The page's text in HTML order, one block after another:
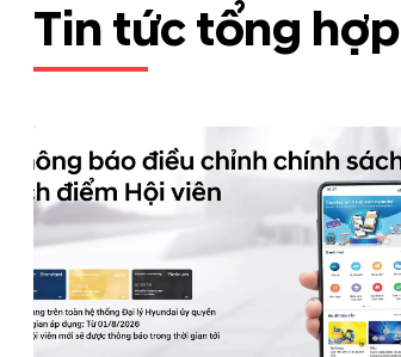
Tin tức tổng hợp